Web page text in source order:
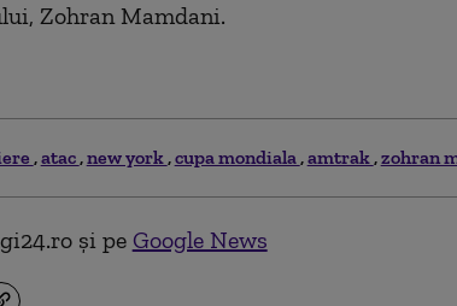
Zohran Mamdani.
atac new york cupa mondiala amtrak zohran
și pe Google News